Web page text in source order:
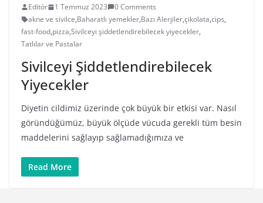
Editör 1 Temmuz 2023
0 Comments
akne ve sivilce,Baharatlı yemekler,Bazı Alerjiler,çikolata,cips,
fast-food,pizza,Sivilceyi şiddetlendirebilecek yiyecekler,
Tatlılar ve Pastalar
Sivilceyi Şiddetlendirebilecek
Yiyecekler
Diyetin cildimiz üzerinde çok büyük bir etkisi var. Nasıl
göründüğümüz, büyük ölçüde vücuda gerekli tüm besin
maddelerini sağlayıp sağlamadığımıza ve
Read More